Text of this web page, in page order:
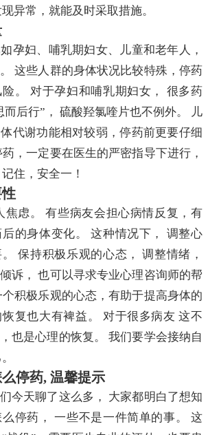
异常，就能及时采取措施。
孕妇、哺乳期妇女、儿童和老年人，
这些人群的身体状况比较特殊，停药
。 对于孕妇和哺乳期妇女， 很多药
而后行”， 硫酸羟氯喹片也不例外。 儿
代谢功能相对较弱，停药前更要仔细
，一定要在医生的严密指导下进行，
住，安全一！
焦虑。 有些病友会担心病情反复，有
的身体变化。 这种情况下， 调整心
保持积极乐观的心态， 调整情绪，
诉， 也可以寻求专业心理咨询师的帮
积极乐观的心态，有助于提高身体的
复也大有裨益。 对于很多病友 这不
也是心理的恢复。 我们要学会接纳自
停药, 温馨提示
今天聊了这么多， 大家都明白了想知
停药， 一些不是一件简单的事。 这